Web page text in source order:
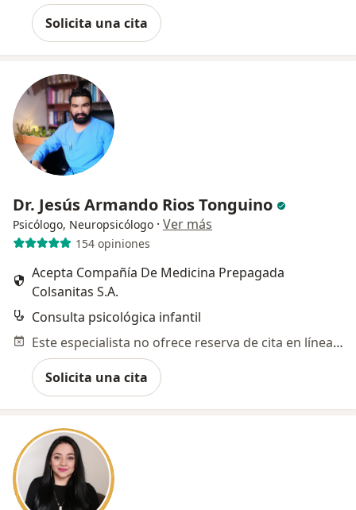
Solicita una cita
Dr. Jesús Armando Rios Tonguino
Psicólogo, Neuropsicólogo · Ver más
154 opiniones
Acepta Compañía De Medicina Prepagada
Colsanitas S.A.
Consulta psicológica infantil
Este especialista no ofrece reserva de cita en línea en esta dirección.
Solicita una cita